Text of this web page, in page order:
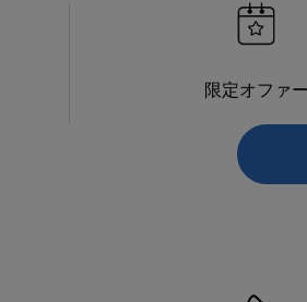
限定オファー